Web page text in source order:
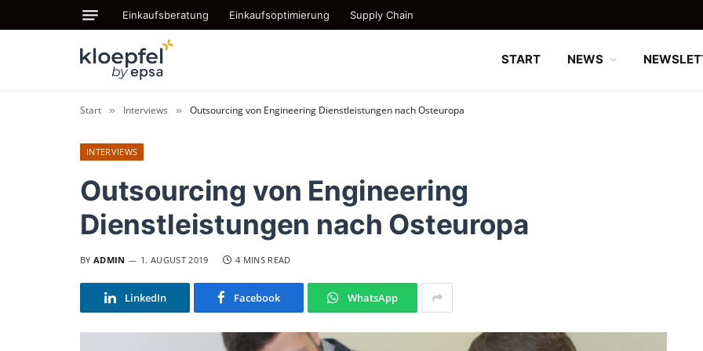
Einkaufsberatung Einkaufsoptimierung Supply Chain
START NEWS
Start » Interviews » Outsourcing von Engineering Dienstleistungen nach Osteuropa
INTERVIEWS
Outsourcing von Engineering
Dienstleistungen nach Osteuropa
BY ADMIN 1. AUGUST 2019 4 MINS READ
LinkedIn Facebook WhatsApp